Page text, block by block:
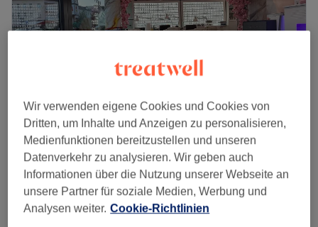
Omni Nails
4,7
1811 Bewertungen
Tempelhof, Berlin
Auf Karte anzeigen
Lack ablösen
15 Min.
Wir verwenden eigene Cookies und Cookies von
Dritten, um Inhalte und Anzeigen zu personalisieren,
Medienfunktionen bereitzustellen und unseren
Datenverkehr zu analysieren. Wir geben auch
Informationen über die Nutzung unserer Webseite an
unsere Partner für soziale Medien, Werbung und
Analysen weiter. Cookie-Richtlinien